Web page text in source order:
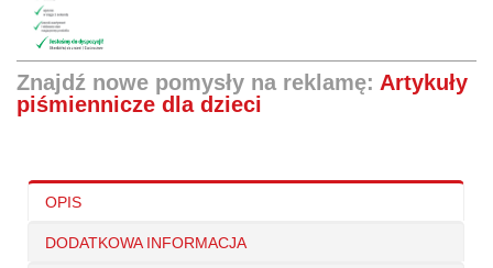
Znajdź nowe pomysły na reklamę: Artykuły
piśmiennicze dla dzieci
OPIS
DODATKOWA INFORMACJA